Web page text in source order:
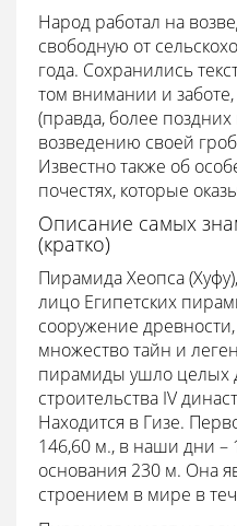
Народ работал на
свободную от
года. Сохранились
том внимании и
(правда, более
возведению своей
Известно также об
почестях, которые
Описание самых
(кратко)
Пирамида Хеопса
лицо Египетских
сооружение
множество тайн и
пирамиды ушло целых
строительства IV
Находится в Гизе.
146,60 м., в наши дни –
основания 230 м. Она
строением в мире в